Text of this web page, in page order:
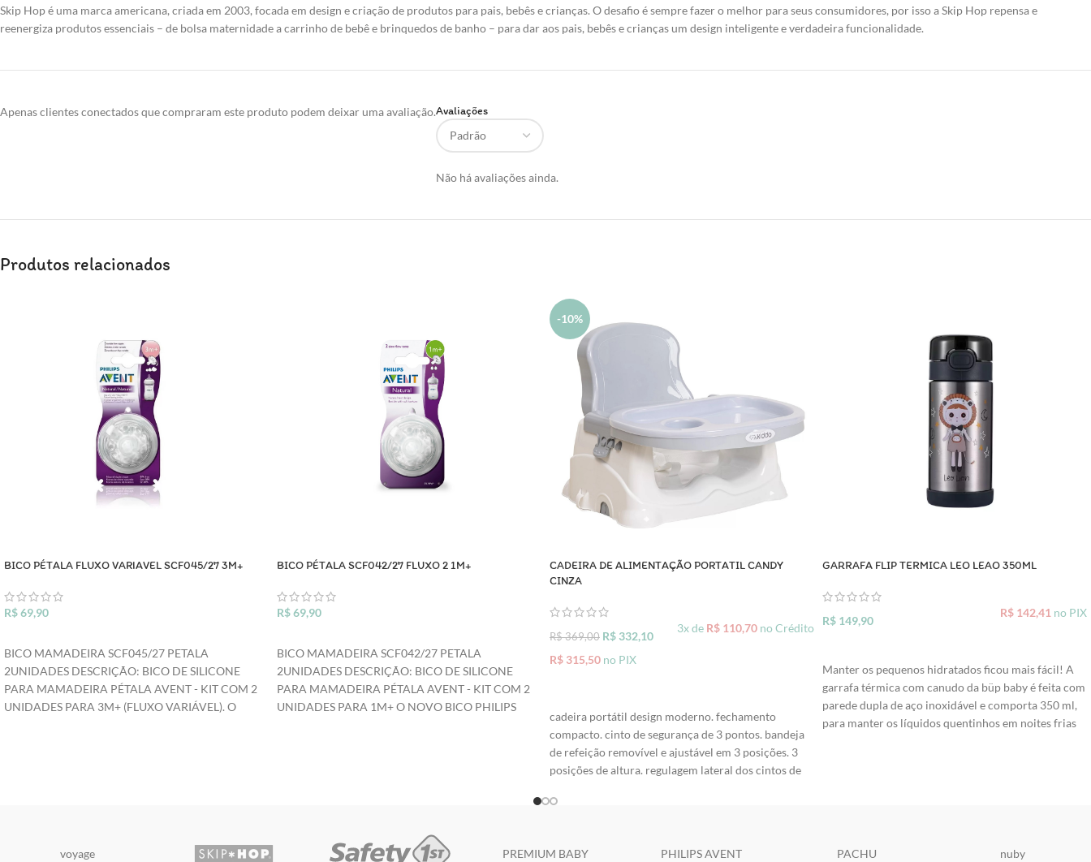
Skip Hop é uma marca americana, criada em 2003, focada em design e criação de produtos para pais, bebês e crianças. O desafio é sempre fazer o melhor para seus consumidores, por isso a Skip Hop repensa e
reenergiza produtos essenciais – de bolsa maternidade a carrinho de bebê e brinquedos de banho – para dar aos pais, bebês e crianças um design inteligente e verdadeira funcionalidade.
Avaliações
Não há avaliações ainda.
Apenas clientes conectados que compraram este produto podem deixar uma avaliação.
Produtos relacionados
BICO PÉTALA FLUXO VARIAVEL SCF045/27 3M+
R$69,90
BICO MAMADEIRA SCF045/27 PETALA
2UNIDADES DESCRIÇÃO: BICO DE SILICONE
PARA MAMADEIRA PÉTALA AVENT - KIT COM 2
UNIDADES PARA 3M+ (FLUXO VARIÁVEL). O
CONTRAIR O BICO. O BICO DA MAMADEIRA
BICO PÉTALA SCF042/27 FLUXO 2 1M+
R$69,90
BICO MAMADEIRA SCF042/27 PETALA
2UNIDADES DESCRIÇÃO: BICO DE SILICONE
PARA MAMADEIRA PÉTALA AVENT - KIT COM 2
UNIDADES PARA 1M+ O NOVO BICO PHILIPS
PROPORCIONAM MACIEZ E FLEXIBILIDADE SEM
CONTRAIR O BICO. O BICO DA MAMADEIRA
-10%
CADEIRA DE ALIMENTAÇÃO PORTATIL CANDY
CINZA
R$369,00 R$ 332,10
3x de R$ 110,70 no Crédito
R$ 315,50 no PIX
cadeira portátil design moderno. fechamento
compacto. cinto de segurança de 3 pontos. bandeja
de refeição removível e ajustável em 3 posições. 3
posições de altura. regulagem lateral dos cintos de
limite de peso aproximado: 20 kg. PREÇO VÁLIDO
https://www.youtube.com/watch?v=uuW-
GARRAFA FLIP TERMICA LEO LEAO 350ML
R$ 149,90
R$ 142,41 no PIX
Manter os pequenos hidratados ficou mais fácil! A
garrafa térmica com canudo da büp baby é feita com
parede dupla de aço inoxidável e comporta 350 ml,
para manter os líquidos quentinhos em noites frias
tampa à prova de vazamentos; - Botão de abertura
voyage PREMIUM BABY PHILIPS AVENT PACHU nuby